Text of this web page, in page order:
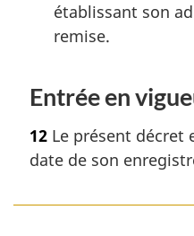
établissant son
remise.
Entrée en
12 Le présent décret
date de son